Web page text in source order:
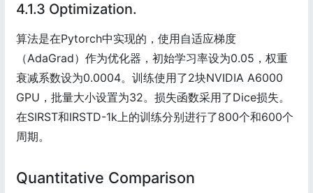
4.1.3 Optimization.
算法是在Pytorch中实现的，使用自适应梯度
（AdaGrad）作为优化器，初始学习率设为0.05，权重
衰减系数设为0.0004。训练使用了2块NVIDIA A6000
GPU，批量大小设置为32。损失函数采用了Dice损失。
在SIRST和IRSTD-1k上的训练分别进行了800个和600个
周期。
Quantitative Comparison